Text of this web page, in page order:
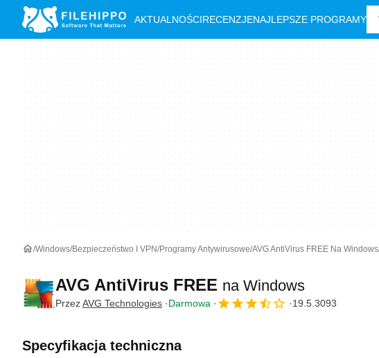
AKTUALNOŚCIRECENZJENAJLEPSZE PROGRAMY
Windows Bezpieczeństwo I VPN Programy Antywirusowe AVG AntiVirus FREE Na Windows
AVG AntiVirus FREE na Windows
PrzezAVG Technologies Darmowa 19.5.3093
Specyfikacja techniczna